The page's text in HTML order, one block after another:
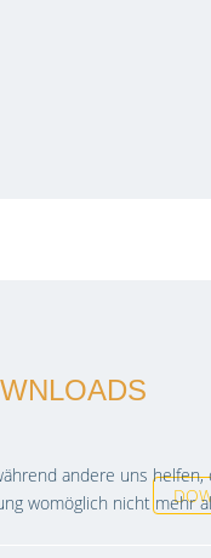
andere uns
womöglich nicht mehr